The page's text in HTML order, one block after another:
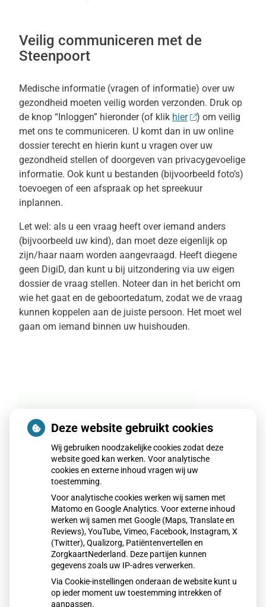
Veilig communiceren met de
Steenpoort
Medische informatie (vragen of informatie) over uw
gezondheid moeten veilig worden verzonden. Druk op
de knop “Inloggen” hieronder (of klik hier
) om veilig
met ons te communiceren. U komt dan in uw online
dossier terecht en hierin kunt u vragen over uw
gezondheid stellen of doorgeven van privacygevoelige
informatie. Ook kunt u bestanden (bijvoorbeeld foto’s)
toevoegen of een afspraak op het spreekuur
inplannen.
Let wel: als u een vraag heeft over iemand anders
(bijvoorbeeld uw kind), dan moet deze eigenlijk op
zijn/haar naam worden aangevraagd. Heeft diegene
geen DigiD, dan kunt u bij uitzondering via uw eigen
dossier de vraag stellen. Noteer dan in het bericht om
wie het gaat en de geboortedatum, zodat we de vraag
kunnen koppelen aan de juiste persoon. Het moet wel
gaan om iemand binnen uw huishouden.
Deze website gebruikt cookies
Wij gebruiken noodzakelijke cookies zodat deze
website goed kan werken. Voor analytische
cookies en externe inhoud vragen wij uw
toestemming.
Voor analytische cookies werken wij samen met
Matomo en Google Analytics. Voor externe inhoud
werken wij samen met Google (Maps, Translate en
Reviews), YouTube, Vimeo, Facebook, Instagram, X
(Twitter), Qualizorg, Patiëntenvertellen en
ZorgkaartNederland. Deze partijen kunnen
gegevens zoals uw IP-adres verwerken.
Via Cookie-instellingen onderaan de website kunt u
op ieder moment uw toestemming intrekken of
aanpassen.